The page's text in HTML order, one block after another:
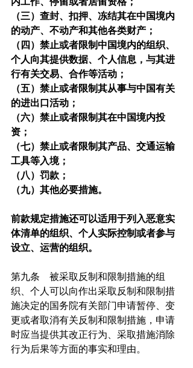
（三）查封、扣押、冻结其在中国境内
的动产、不动产和其他各类财产；
（四）禁止或者限制中国境内的组织、
个人向其提供数据、个人信息，与其进
行有关交易、合作等活动；
（五）禁止或者限制其从事与中国有关
的进出口活动；
（六）禁止或者限制其在中国境内投
资；
（七）禁止或者限制其产品、交通运输
工具等入境；
（八）罚款；
（九）其他必要措施。
前款规定措施还可以适用于列入恶意实
体清单的组织、个人实际控制或者参与
设立、运营的组织。
第九条　被采取反制和限制措施的组
织、个人可以向作出采取反制和限制措
施决定的国务院有关部门申请暂停、变
更或者取消有关反制和限制措施，申请
时应当提供其改正行为、采取措施消除
行为后果等方面的事实和理由。